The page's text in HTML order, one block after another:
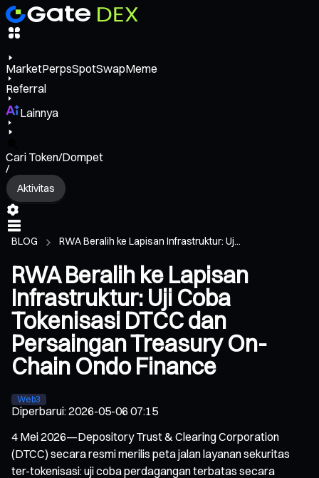
MarketPerpsSpotSwapMeme
Referral
Lainnya
Cari Token/Dompet
/
Aktivitas
BLOG RWA Beralih ke Lapisan Infrastruktur: Uj...
RWA Beralih ke Lapisan
Infrastruktur: Uji Coba
Tokenisasi DTCC dan
Persaingan Treasury On-
Chain Ondo Finance
Web3
Diperbarui:2026-05-06 07:15
4 Mei 2026—Depository Trust & Clearing Corporation
(DTCC) secara resmi merilis peta jalan layanan sekuritas
ter-tokenisasi: uji coba perdagangan terbatas secara